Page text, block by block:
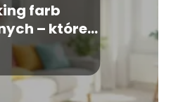
farb
– które
wybrać?